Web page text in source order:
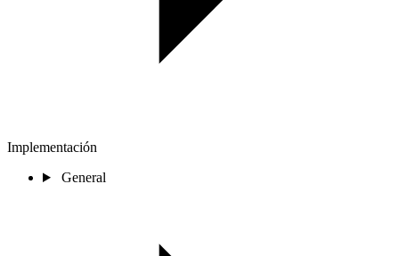
Implementación
General